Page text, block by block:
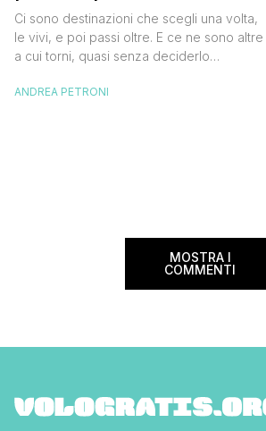
diventata una
destinazione del cuore
Ci sono destinazioni che scegli una volta,
le vivi, e poi passi oltre. E ce ne sono altre
a cui torni, quasi senza deciderlo
richiamarti indietro più che il contrario. Per
ANDREA PETRONI
MOSTRA I
COMMENTI